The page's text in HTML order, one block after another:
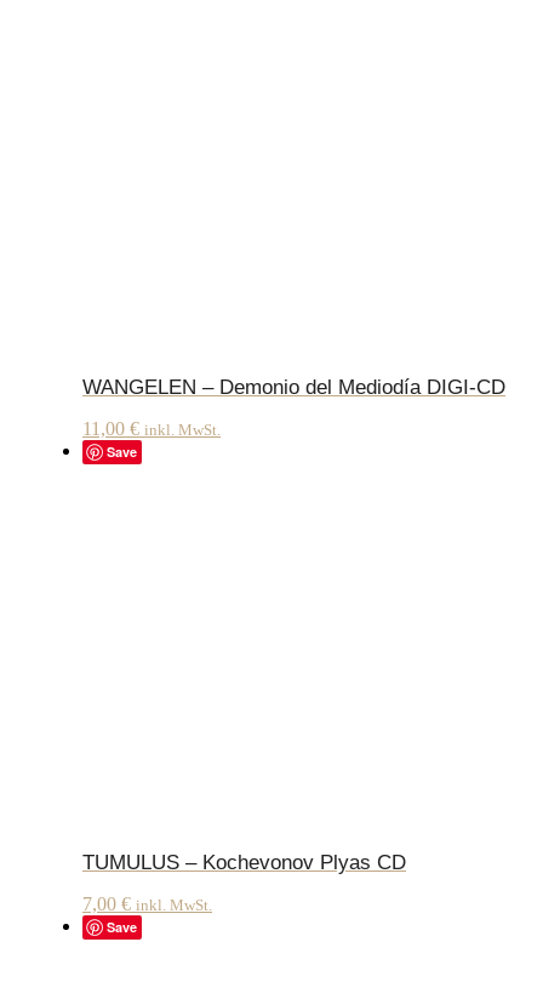
WANGELEN – Demonio del Mediodía DIGI-CD
11,00 € inkl. MwSt.
Save
TUMULUS – Kochevonov Plyas CD
7,00 € inkl. MwSt.
Save